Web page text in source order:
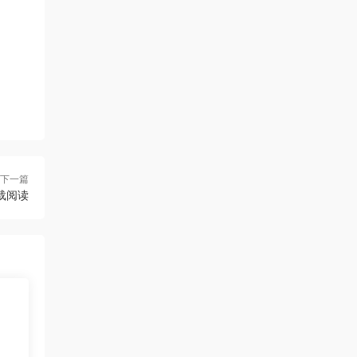
下一篇
阅读